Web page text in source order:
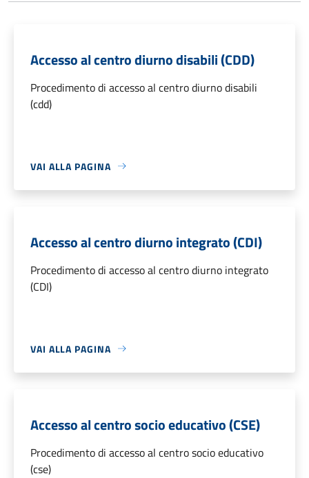
Accesso al centro diurno disabili (CDD)
Procedimento di accesso al centro diurno disabili
(cdd)
VAI ALLA PAGINA
Accesso al centro diurno integrato (CDI)
Procedimento di accesso al centro diurno integrato
(CDI)
VAI ALLA PAGINA
Accesso al centro socio educativo (CSE)
Procedimento di accesso al centro socio educativo
(cse)